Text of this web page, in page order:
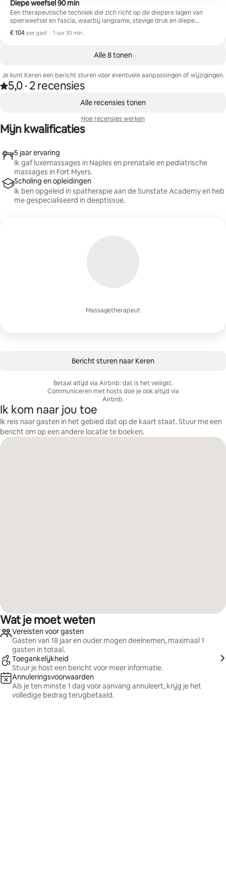
Diepe weefsel 90 min
Een therapeutische techniek die zich richt op de diepere lagen van
spierweefsel en fascia, waarbij langzame, stevige druk en diepe
strijkbewegingen worden gebruikt om chronische pijn, spierspanning
en structurele onevenwichtigheden te verlichten.
€ 104 per gast
€ 104 per gast
, · 1 uur 30 min.
Alle 8 tonen
Je kunt Keren een bericht sturen voor eventuele aanpassingen of wijzigingen.
5,0 van vijf sterren, van 2 recensies
5,0
, · 2 recensies
0 van 0 items weergegeven
Alle recensies tonen
Hoe recensies werken
Mijn kwalificaties
Massagetherapeut
5 jaar ervaring
Ik gaf luxemassages in Naples en prenatale en pediatrische
massages in Fort Myers.
Scholing en opleidingen
Ik ben opgeleid in spatherapie aan de Sunstate Academy en heb
me gespecialiseerd in deeptissue.
Bericht sturen naar Keren
Betaal altijd via Airbnb: dat is het veiligst.
Communiceren met hosts doe je ook altijd via
Airbnb.
Ik kom naar jou toe
Ik reis naar gasten in het gebied dat op de kaart staat. Stuur me een
bericht om op een andere locatie te boeken.
Wat je moet weten
Vereisten voor gasten
Gasten van 18 jaar en ouder mogen deelnemen, maximaal 1
gasten in totaal.
Toegankelijkheid
Stuur je host een bericht voor meer informatie.
Annuleringsvoorwaarden
Als je ten minste 1 dag voor aanvang annuleert, krijg je het
volledige bedrag terugbetaald.